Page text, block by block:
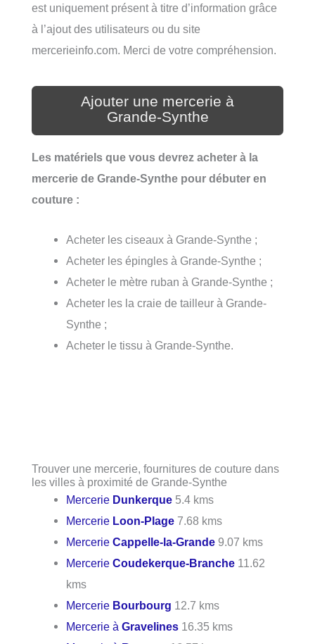
est uniquement présent à titre d’information grâce
à l’ajout des utilisateurs ou du site
mercerieinfo.com. Merci de votre compréhension.
Ajouter une mercerie à
Grande-Synthe
Les matériels que vous devrez acheter à la
mercerie de Grande-Synthe pour débuter en
couture :
Acheter les ciseaux à Grande-Synthe ;
Acheter les épingles à Grande-Synthe ;
Acheter le mètre ruban à Grande-Synthe ;
Acheter les la craie de tailleur à Grande-
Synthe ;
Acheter le tissu à Grande-Synthe.
Trouver une mercerie, fournitures de couture dans
les villes à proximité de Grande-Synthe
Mercerie Dunkerque 5.4 kms
Mercerie Loon-Plage 7.68 kms
MercerieCappelle-la-Grande 9.07 kms
MercerieCoudekerque-Branche 11.62
kms
Mercerie Bourbourg 12.7 kms
Mercerie àGravelines 16.35 kms